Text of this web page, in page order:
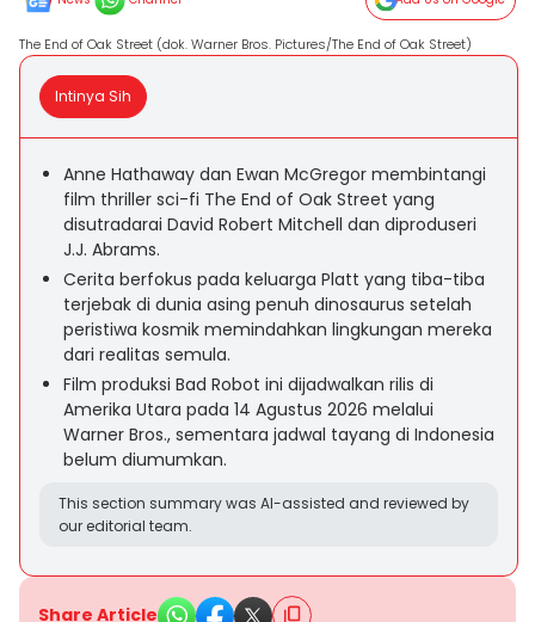
The End of Oak Street (dok. Warner Bros. Pictures/The End of Oak Street)
Intinya Sih
Anne Hathaway dan Ewan McGregor membintangi
film thriller sci-fi The End of Oak Street yang
disutradarai David Robert Mitchell dan diproduseri
J.J. Abrams.
Cerita berfokus pada keluarga Platt yang tiba-tiba
terjebak di dunia asing penuh dinosaurus setelah
peristiwa kosmik memindahkan lingkungan mereka
dari realitas semula.
Film produksi Bad Robot ini dijadwalkan rilis di
Amerika Utara pada 14 Agustus 2026 melalui
Warner Bros., sementara jadwal tayang di Indonesia
belum diumumkan.
This section summary was AI-assisted and reviewed by
our editorial team.
Share Article